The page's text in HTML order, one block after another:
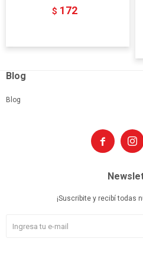
$ 172
 
Blog
Blog
¡Suscribite y recibí todas